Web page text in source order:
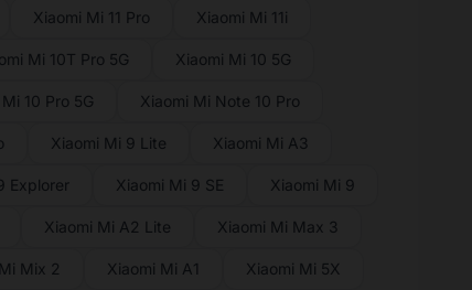
Xiaomi Mi 11 Pro Xiaomi Mi 11i
Mi 10T Pro 5G Xiaomi Mi 10 5G
10 Pro 5G Xiaomi Mi Note 10 Pro
Xiaomi Mi 9 Lite Xiaomi Mi A3
Explorer Xiaomi Mi 9 SE Xiaomi Mi 9
Xiaomi Mi A2 Lite Xiaomi Mi Max 3
Mix 2 Xiaomi Mi A1 Xiaomi Mi 5X